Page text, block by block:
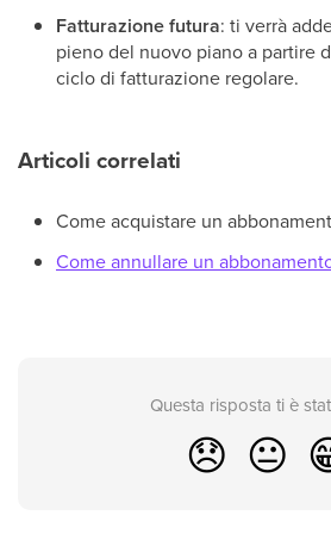
Fatturazione futura: ti verrà
pieno del nuovo piano a partire
ciclo di fatturazione regolare.
Articoli correlati
Come acquistare un
Come annullare un
Questa risposta ti è
😞 😐